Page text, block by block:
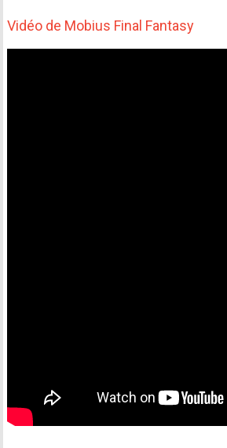
Vidéo de Mobius Final Fantasy